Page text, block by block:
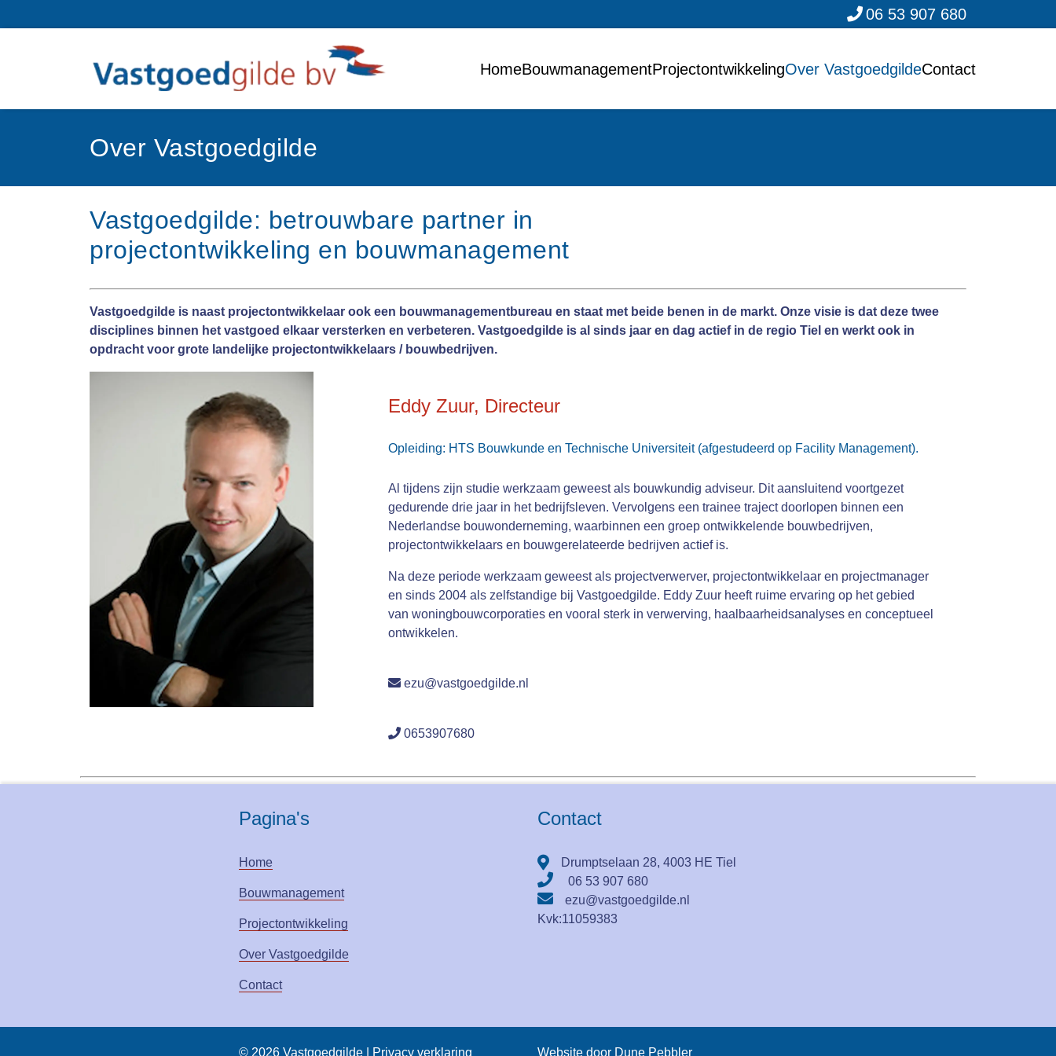
06 53 907 680
HomeBouwmanagementProjectontwikkelingOver VastgoedgildeContact
Over Vastgoedgilde
Vastgoedgilde: betrouwbare partner in
projectontwikkeling en bouwmanagement
Vastgoedgilde is naast projectontwikkelaar ook een bouwmanagementbureau en staat met beide benen in de markt. Onze visie is dat deze twee
disciplines binnen het vastgoed elkaar versterken en verbeteren. Vastgoedgilde is al sinds jaar en dag actief in de regio Tiel en werkt ook in
opdracht voor grote landelijke projectontwikkelaars / bouwbedrijven.
Eddy Zuur, Directeur
Opleiding: HTS Bouwkunde en Technische Universiteit (afgestudeerd op Facility Management).
Al tijdens zijn studie werkzaam geweest als bouwkundig adviseur. Dit aansluitend voortgezet
gedurende drie jaar in het bedrijfsleven. Vervolgens een trainee traject doorlopen binnen een
Nederlandse bouwonderneming, waarbinnen een groep ontwikkelende bouwbedrijven,
projectontwikkelaars en bouwgerelateerde bedrijven actief is.
Na deze periode werkzaam geweest als projectverwerver, projectontwikkelaar en projectmanager
en sinds 2004 als zelfstandige bij Vastgoedgilde. Eddy Zuur heeft ruime ervaring op het gebied
van woningbouwcorporaties en vooral sterk in verwerving, haalbaarheidsanalyses en conceptueel
ontwikkelen.
ezu@vastgoedgilde.nl
0653907680
Pagina's
Home
Bouwmanagement
Projectontwikkeling
Over Vastgoedgilde
Contact
Contact
Drumptselaan 28, 4003 HE Tiel
06 53 907 680
ezu@vastgoedgilde.nl
Kvk:11059383
© 2026 Vastgoedgilde | Privacy verklaring Website door Dune Pebbler